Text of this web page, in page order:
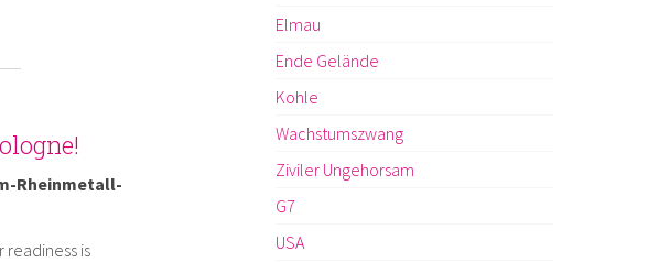
Rheinmetall-
is
Elmau
Ende Gelände
Kohle
Wachstumszwang
Ziviler Ungehorsam
G7
USA